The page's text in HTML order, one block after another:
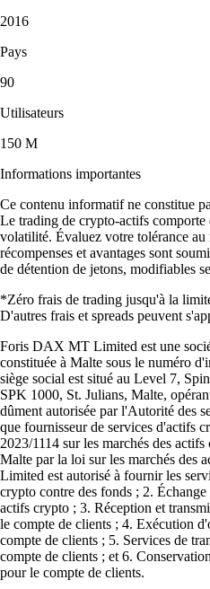
2016
Pays
90
Utilisateurs
150 M
Informations importantes
Ce contenu informatif ne constitue
Le trading de crypto-actifs comporte
volatilité. Évaluez votre tolérance
récompenses et avantages sont
de détention de jetons, modifiables
*Zéro frais de trading jusqu'à la
D'autres frais et spreads peuvent
Foris DAX MT Limited est une
constituée à Malte sous le numéro
siège social est situé au Level 7,
SPK 1000, St. Julians, Malte,
dûment autorisée par l'Autorité des
que fournisseur de services d'actifs
2023/1114 sur les marchés des
Malte par la loi sur les marchés
Limited est autorisé à fournir les
crypto contre des fonds ; 2.
actifs crypto ; 3. Réception et
le compte de clients ; 4. Exécution
compte de clients ; 5. Services de
compte de clients ; et 6.
pour le compte de clients.